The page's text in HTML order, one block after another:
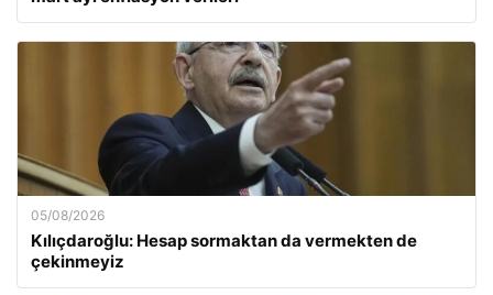
05/08/2026
Kılıçdaroğlu: Hesap sormaktan da vermekten de
çekinmeyiz